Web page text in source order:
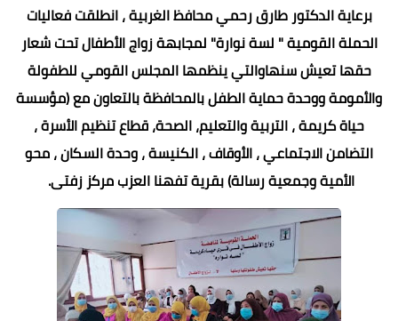
برعاية الدكتور طارق رحمي محافظ الغربية ، انطلقت فعاليات
الحملة القومية " لسة نوارة" لمجابهة زواج الأطفال تحت شعار
حقها تعيش سنهاوالتي ينظمها المجلس القومي للطفولة
والأمومة ووحدة حماية الطفل بالمحافظة بالتعاون مع (مؤسسة
حياة كريمة ، التربية والتعليم، الصحة، قطاع تنظيم الأسرة ،
التضامن الاجتماعي ، الأوقاف ، الكنيسة ، وحدة السكان ، محو
الأمية وجمعية رسالة) بقرية تفهنا العزب مركز زفتى.